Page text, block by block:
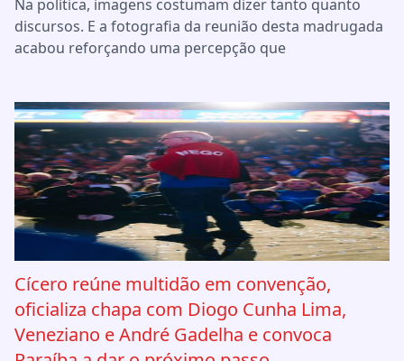
Na política, imagens costumam dizer tanto quanto
discursos. E a fotografia da reunião desta madrugada
acabou reforçando uma percepção que
Cícero reúne multidão em convenção,
oficializa chapa com Diogo Cunha Lima,
Veneziano e André Gadelha e convoca